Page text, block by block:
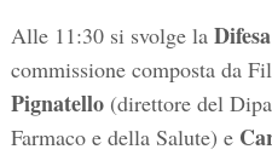
Alle 11:30 si svolge la
commissione composta da
Pignatello(direttore del
Farmaco e della Salute) e